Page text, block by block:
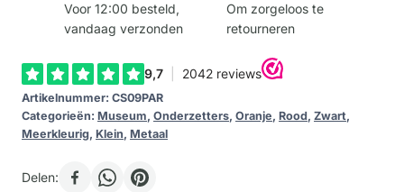
Voor 12:00 besteld,
vandaag verzonden
Om zorgeloos te
retourneren
Artikelnummer: CS09PAR
Categorieën: Museum, Onderzetters, Oranje, Rood, Zwart,
Meerkleurig, Klein, Metaal
Delen: